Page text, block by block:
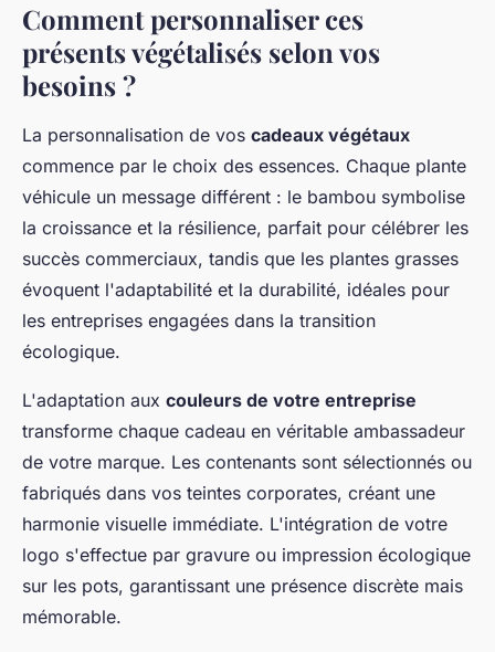
Comment personnaliser ces
présents végétalisés selon vos
besoins ?
La personnalisation de vos cadeaux végétaux
commence par le choix des essences. Chaque plante
véhicule un message différent : le bambou symbolise
la croissance et la résilience, parfait pour célébrer les
succès commerciaux, tandis que les plantes grasses
évoquent l'adaptabilité et la durabilité, idéales pour
les entreprises engagées dans la transition
écologique.
L'adaptation aux couleurs de votre entreprise
transforme chaque cadeau en véritable ambassadeur
de votre marque. Les contenants sont sélectionnés ou
fabriqués dans vos teintes corporates, créant une
harmonie visuelle immédiate. L'intégration de votre
logo s'effectue par gravure ou impression écologique
sur les pots, garantissant une présence discrète mais
mémorable.